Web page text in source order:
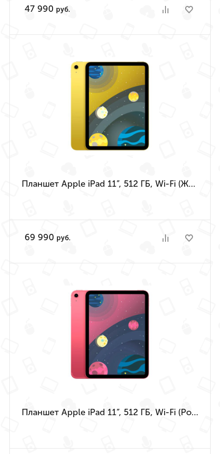
47 990 руб.
Планшет Apple iPad 11”, 512 ГБ, Wi-Fi (Жёлтый | Yellow) (A16 | 2025)
69 990 руб.
Планшет Apple iPad 11”, 512 ГБ, Wi-Fi (Розовый | Pink) (A16 | 2025)